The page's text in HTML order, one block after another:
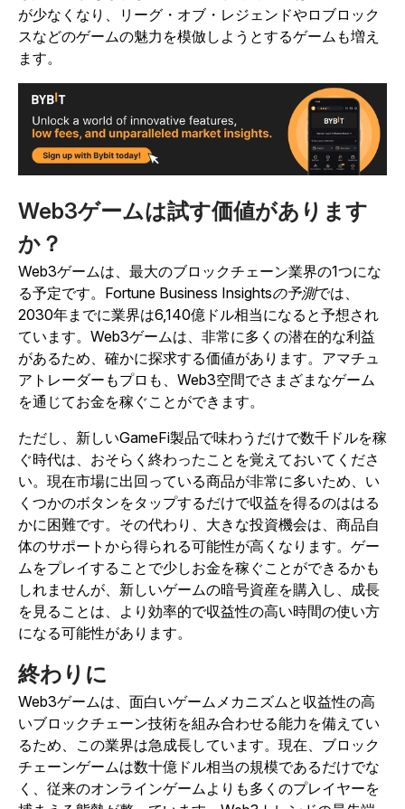
が少なくなり、リーグ・オブ・レジェンドやロブロック
スなどのゲームの魅力を模倣しようとするゲームも増え
ます。
Web3ゲームは試す価値があります
か？
Web3ゲームは、最大のブロックチェーン業界の1つにな
る予定です。 Fortune Business Insightsの予測では、
2030年までに業界は6,140億ドル相当になると予想され
ています。 Web3ゲームは、非常に多くの潜在的な利益
があるため、確かに探求する価値があります。アマチュ
アトレーダーもプロも、Web3空間でさまざまなゲーム
を通じてお金を稼ぐことができます。
ただし、新しいGameFi製品で味わうだけで数千ドルを稼
ぐ時代は、おそらく終わったことを覚えておいてくださ
い。現在市場に出回っている商品が非常に多いため、い
くつかのボタンをタップするだけで収益を得るのははる
かに困難です。その代わり、大きな投資機会は、商品自
体のサポートから得られる可能性が高くなります。ゲー
ムをプレイすることで少しお金を稼ぐことができるかも
しれませんが、新しいゲームの暗号資産を購入し、成長
を見ることは、より効率的で収益性の高い時間の使い方
になる可能性があります。
終わりに
Web3ゲームは、面白いゲームメカニズムと収益性の高
いブロックチェーン技術を組み合わせる能力を備えてい
るため、この業界は急成長しています。現在、ブロック
チェーンゲームは数十億ドル相当の規模であるだけでな
く、従来のオンラインゲームよりも多くのプレイヤーを